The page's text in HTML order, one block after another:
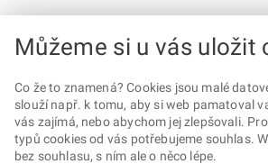
Můžeme si u vás uložit
Co že to znamená? Cookies jsou malé
slouží např. k tomu, aby si web pamatoval
vás zajímá, nebo abychom jej zlepšovali.
typů cookies od vás potřebujeme souhlas.
bez souhlasu, s ním ale o něco lépe.